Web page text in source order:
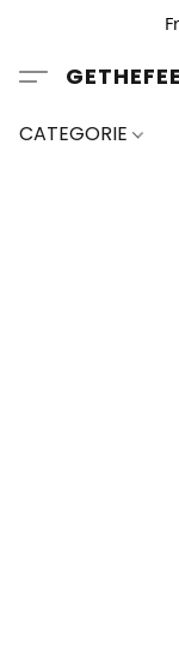
CATEGORIE